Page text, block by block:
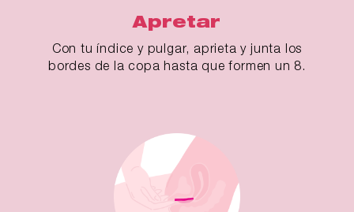
Apretar
Con tu índice y pulgar, aprieta y junta los
bordes de la copa hasta que formen un 8.